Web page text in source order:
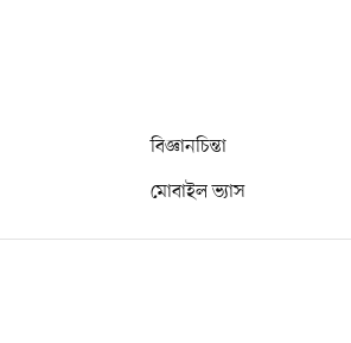
বিজ্ঞানচিন্তা
মোবাইল ভ্যাস